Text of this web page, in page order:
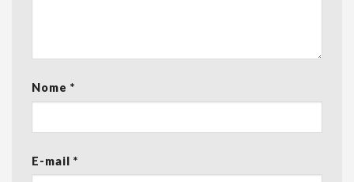
Nome *
E-mail *